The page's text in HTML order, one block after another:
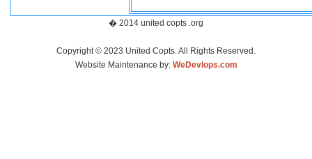
� 2014 united copts .org
Copyright © 2023 United Copts. All Rights Reserved.
Website Maintenance by: WeDevlops.com